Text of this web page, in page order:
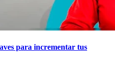
para incrementar tus